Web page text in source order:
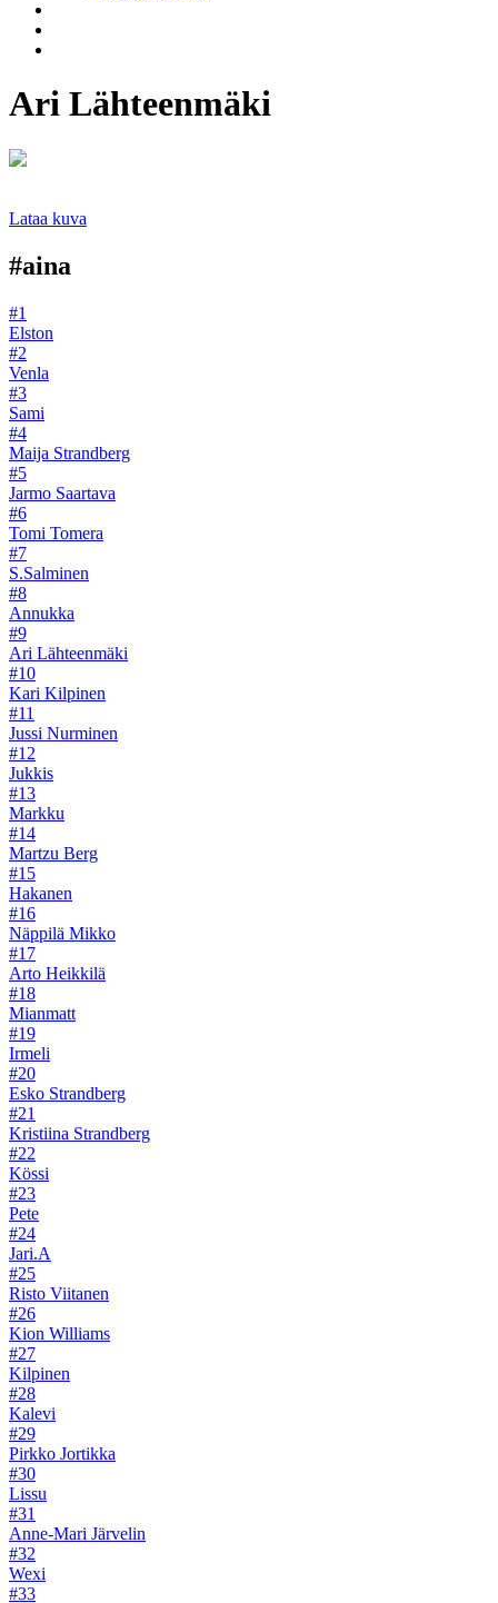
Ari Lähteenmäki
Lataa kuva
#aina
#1
Elston
#2
Venla
#3
Sami
#4
Maija Strandberg
#5
Jarmo Saartava
#6
Tomi Tomera
#7
S.Salminen
#8
Annukka
#9
Ari Lähteenmäki
#10
Kari Kilpinen
#11
Jussi Nurminen
#12
Jukkis
#13
Markku
#14
Martzu Berg
#15
Hakanen
#16
Näppilä Mikko
#17
Arto Heikkilä
#18
Mianmatt
#19
Irmeli
#20
Esko Strandberg
#21
Kristiina Strandberg
#22
Kössi
#23
Pete
#24
Jari.A
#25
Risto Viitanen
#26
Kion Williams
#27
Kilpinen
#28
Kalevi
#29
Pirkko Jortikka
#30
Lissu
#31
Anne-Mari Järvelin
#32
Wexi
#33